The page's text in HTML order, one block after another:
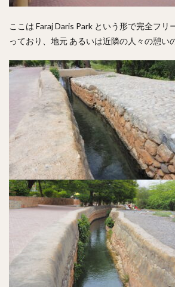
ここは Faraj Daris Park という形で完全フリ
っており、地元 あるいは近隣の人々の憩い